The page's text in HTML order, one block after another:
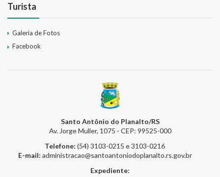
Turista
Galeria de Fotos
Facebook
Santo Antônio do Planalto/RS
Av. Jorge Muller, 1075 - CEP: 99525-000
Telefone: (54) 3103-0215 e 3103-0216
E-mail: administracao@santoantoniodoplanalto.rs.gov.br
Expediente: